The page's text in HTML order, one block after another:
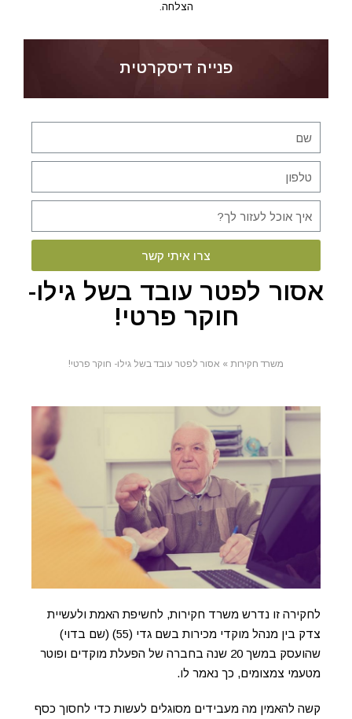
אסור לפטר עובד בשל גילו-
חוקר פרטי!
משרד חקירות » אסור לפטר עובד בשל גילו- חוקר פרטי!
לחקירה זו נדרש משרד חקירות, לחשיפת האמת ולעשיית
צדק בין מנהל מוקדי מכירות בשם גדי (55) (שם בדוי)
שהועסק במשך 20 שנה בחברה של הפעלת מוקדים ופוטר
מטעמי צמצומים, כך נאמר לו.
קשה להאמין מה מעבידים מסוגלים לעשות כדי לחסוך כסף
הצלחה.
פנייה דיסקרטית
צרו איתי קשר